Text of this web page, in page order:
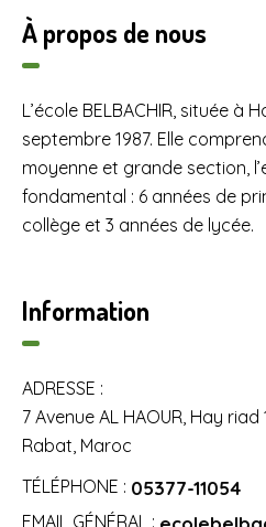
À propos de nous
L’école BELBACHIR, située à
septembre 1987. Elle
moyenne et grande section,
fondamental : 6 années de
collège et 3 années de lycée.
Information
ADRESSE :
7 Avenue AL HAOUR, Hay riad
Rabat, Maroc
TÉLÉPHONE : 05377-11054
EMAIL GÉNÉRAL :